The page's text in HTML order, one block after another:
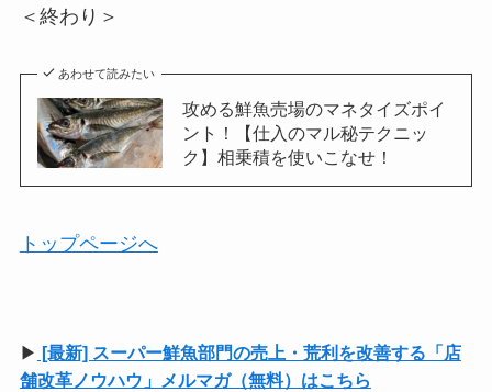
＜終わり＞
あわせて読みたい
攻める鮮魚売場のマネタイズポイ
ント！【仕入のマル秘テクニッ
ク】相乗積を使いこなせ！
トップページへ
▶ [最新] スーパー鮮魚部門の売上・荒利を改善する「店
舗改革ノウハウ」メルマガ（無料）はこちら